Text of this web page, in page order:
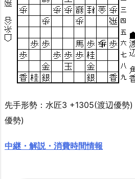
先手形勢：水匠3 +1305(渡辺優
優勢)
中継・解説・消費時間情報